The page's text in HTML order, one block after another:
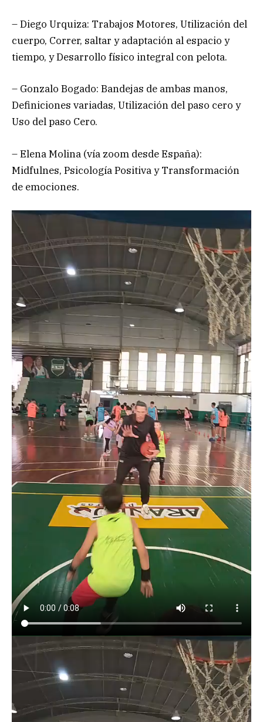
– Diego Urquiza: Trabajos Motores, Utilización del
cuerpo, Correr, saltar y adaptación al espacio y
tiempo, y Desarrollo físico integral con pelota.
– Gonzalo Bogado: Bandejas de ambas manos,
Definiciones variadas, Utilización del paso cero y
Uso del paso Cero.
– Elena Molina (vía zoom desde España):
Midfulnes, Psicología Positiva y Transformación
de emociones.